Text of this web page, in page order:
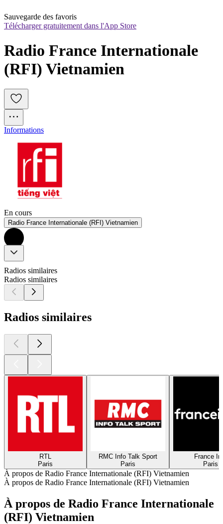
Sauvegarde des favoris
Télécharger gratuitement dans l'App Store
Radio France Internationale
(RFI) Vietnamien
Informations
En cours
Radio France Internationale (RFI) Vietnamien
Radios similaires
Radios similaires
Radios similaires
RTL
Paris
RMC Info Talk Sport
Paris
France
Paris
À propos de Radio France Internationale (RFI) Vietnamien
À propos de Radio France Internationale (RFI) Vietnamien
À propos de Radio France Internationale
(RFI) Vietnamien